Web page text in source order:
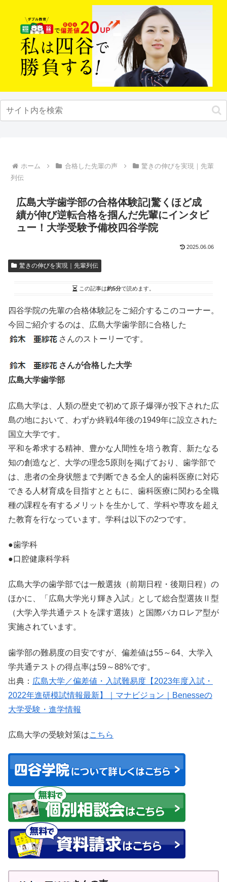
ホーム 合格した先輩の声
驚きの伸びを実現｜先輩
列伝
広島大学歯学部の合格体験記|驚くほど成
績が伸び逆転合格を掴んだ先輩にインタビ
ュー！大学受験予備校四谷学院
2025.06.06
驚きの伸びを実現｜先輩列伝
この記事は約5分で読めます。
四谷学院の先輩の合格体験記をご紹介するこのコーナー。
今回ご紹介するのは、広島大学歯学部に合格した
さんのストーリーです。
さんが合格した大学
広島大学歯学部
広島大学は、人類の歴史で初めて原子爆弾が投下された広
島の地において、わずか終戦4年後の1949年に設立された
国立大学です。
平和を希求する精神、豊かな人間性を培う教育、新たなる
知の創造など、大学の理念5原則を掲げており、歯学部で
は、患者の全身状態まで判断できる全人的歯科医療に対応
できる人材育成を目指すとともに、歯科医療に関わる全職
種の課程を有するメリットを生かして、学科や専攻を超え
た教育を行なっています。学科は以下の2つです。
●歯学科
●口腔健康科学科
広島大学の歯学部では一般選抜（前期日程・後期日程）の
ほかに、「広島大学光り輝き入試」として総合型選抜Ⅱ型
（大学入学共通テストを課す選抜）と国際バカロレア型が
実施されています。
歯学部の難易度の目安ですが、偏差値は55～64、大学入
学共通テストの得点率は59～88%です。
出典： 広島大学／偏差値・入試難易度【2023年度入試・
2022年進研模試情報最新】｜マナビジョン｜Benesseの
大学受験・進学情報
広島大学の受験対策はこちら